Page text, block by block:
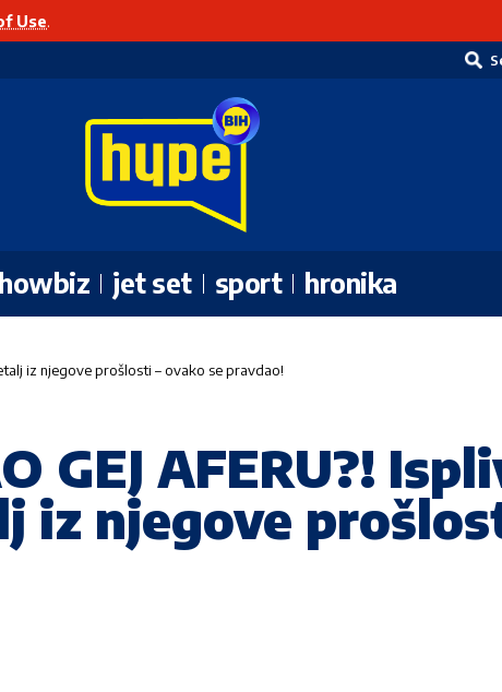
Use.
jet set sport hronika
iz njegove prošlosti – ovako se pravdao!
GEJ AFERU?!
iz njegove